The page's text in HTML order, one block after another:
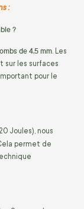
:
?
de 4,5 mm. Les
sur les surfaces
pour le
Joules), nous
permet de